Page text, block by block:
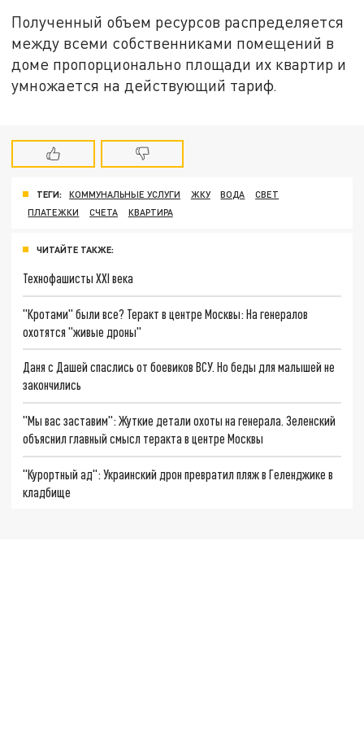
Полученный объем ресурсов распределяется
между всеми собственниками помещений в
доме пропорционально площади их квартир и
умножается на действующий тариф.
ТЕГИ: КОММУНАЛЬНЫЕ УСЛУГИ ЖКУ ВОДА
СВЕТ
ПЛАТЕЖКИ
СЧЕТА КВАРТИРА
ЧИТАЙТЕ ТАКЖЕ:
Технофашисты XXI века
"Кротами" были все? Теракт в центре Москвы: На генералов
охотятся "живые дроны"
Даня с Дашей спаслись от боевиков ВСУ. Но беды для малышей не
закончились
"Мы вас заставим": Жуткие детали охоты на генерала. Зеленский
объяснил главный смысл теракта в центре Москвы
"Курортный ад": Украинский дрон превратил пляж в Геленджике в
кладбище